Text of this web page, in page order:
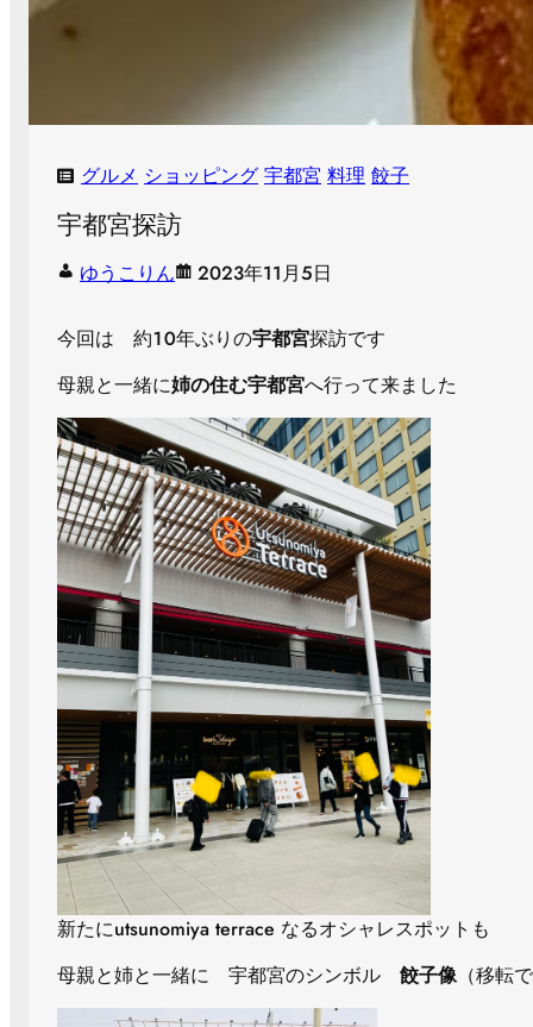
グルメ ショッピング 宇都宮 料理 餃子
宇都宮探訪
ゆうこりん 2023年11月5日
今回は 約１０年ぶりの宇都宮探訪です
母親と一緒に姉の住む宇都宮へ行って来ました
新たにutsunomiya terrace なるオシャレスポットも
母親と姉と一緒に 宇都宮のシンボル 餃子像（移転で